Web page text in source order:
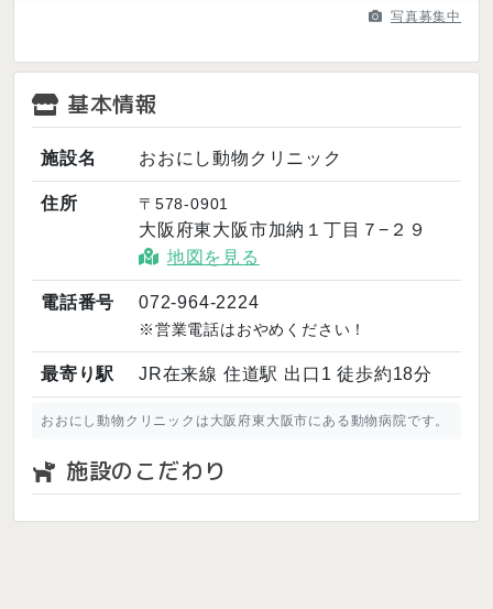
写真募集中
基本情報
施設名 おおにし動物クリニック
住所 〒578-0901
大阪府東大阪市加納１丁目７−２９
地図を見る
電話番号 072-964-2224
※営業電話はおやめください！
最寄り駅 JR在来線 住道駅 出口1 徒歩約18分
おおにし動物クリニックは大阪府東大阪市にある動物病院です。
施設のこだわり